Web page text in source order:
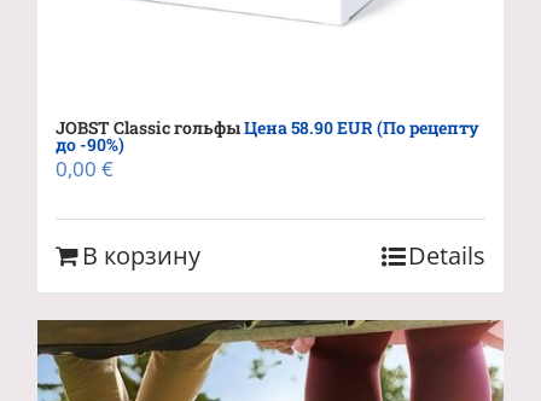
JOBST Classic гольфыЦена 58.90 EUR (По рецепту
до -90%)
0,00 €
В корзину Details